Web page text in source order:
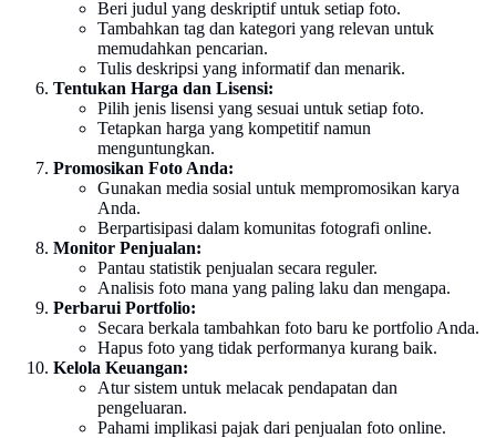
Beri judul yang deskriptif untuk setiap foto.
Tambahkan tag dan kategori yang relevan untuk
memudahkan pencarian.
Tulis deskripsi yang informatif dan menarik.
Tentukan Harga dan Lisensi:
Pilih jenis lisensi yang sesuai untuk setiap foto.
Tetapkan harga yang kompetitif namun
menguntungkan.
Promosikan Foto Anda:
Gunakan media sosial untuk mempromosikan karya
Anda.
Berpartisipasi dalam komunitas fotografi online.
Monitor Penjualan:
Pantau statistik penjualan secara reguler.
Analisis foto mana yang paling laku dan mengapa.
Perbarui Portfolio:
Secara berkala tambahkan foto baru ke portfolio Anda.
Hapus foto yang tidak performanya kurang baik.
Kelola Keuangan:
Atur sistem untuk melacak pendapatan dan
pengeluaran.
Pahami implikasi pajak dari penjualan foto online.